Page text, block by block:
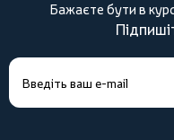
Бажаєте бути в